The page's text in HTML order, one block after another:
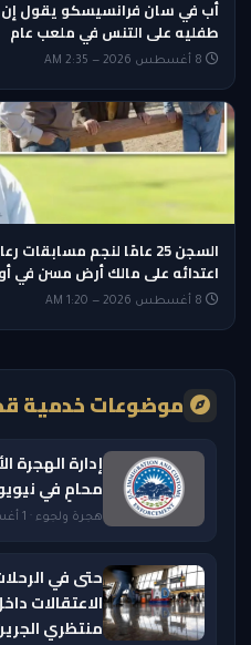
أب في سان فرانسيسكو يقول إن
طفليه على التنس في ملعب عام
السجن 25 عامًا لنجم
اعتدائه على مالك أرض مسن في
موضوعات خدمية
إدارة الهجرة
محامٍ في نيويورك 470584
هجرة ولجوء · 1 أغسطس 2026 — 7:10 PM
الاعتقالات
منتظري